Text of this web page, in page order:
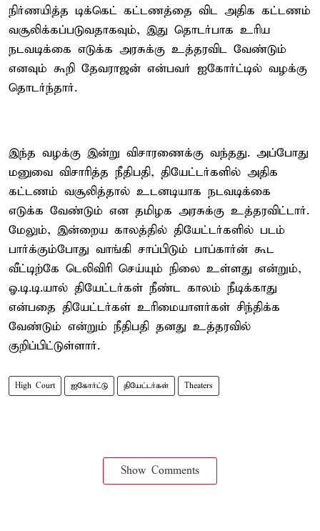
நிர்ணயித்த டிக்கெட் கட்டணத்தை விட அதிக கட்டணம்
வசூலிக்கப்படுவதாகவும், இது தொடர்பாக உரிய
நடவடிக்கை எடுக்க அரசுக்கு உத்தரவிட வேண்டும்
எனவும் கூறி தேவராஜன் என்பவர் ஐகோர்ட்டில் வழக்கு
தொடர்ந்தார்.
இந்த வழக்கு இன்று விசாரணைக்கு வந்தது. அப்போது
மனுவை விசாரித்த நீதிபதி, தியேட்டர்களில் அதிக
கட்டணம் வசூலித்தால் உடனடியாக நடவடிக்கை
எடுக்க வேண்டும் என தமிழக அரசுக்கு உத்தரவிட்டார்.
மேலும், இன்றைய காலத்தில் தியேட்டர்களில் படம்
பார்க்கும்போது வாங்கி சாப்பிடும் பாப்கார்ன் கூட
வீட்டிற்கே டெலிவிரி செய்யும் நிலை உள்ளது என்றும்,
ஓ.டி.டி.யால் தியேட்டர்கள் நீண்ட காலம் நீடிக்காது
என்பதை தியேட்டர்கள் உரிமையாளர்கள் சிந்திக்க
வேண்டும் என்றும் நீதிபதி தனது உத்தரவில்
குறிப்பிட்டுள்ளார்.
High Court ஐகோர்ட்டு தியேட்டர்கள் Theaters
Show Comments